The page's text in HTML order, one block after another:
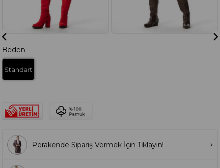
Beden
Standart
Perakende Sipariş Vermek İçin Tıklayın!